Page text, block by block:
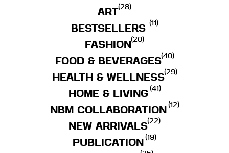
ART(28)
BESTSELLERS (11)
FASHION(20)
FOOD & BEVERAGES(40)
HEALTH & WELLNESS(29)
HOME & LIVING(41)
NBM COLLABORATION(12)
NEW ARRIVALS(22)
PUBLICATION(19)